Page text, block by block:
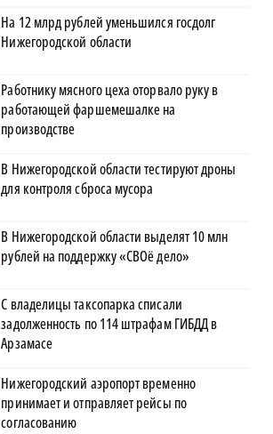
На 12 млрд рублей уменьшился госдолг
Нижегородской области
Работнику мясного цеха оторвало руку в
работающей фаршемешалке на
производстве
В Нижегородской области тестируют дроны
для контроля сброса мусора
В Нижегородской области выделят 10 млн
рублей на поддержку «СВОё дело»
С владелицы таксопарка списали
задолженность по 114 штрафам ГИБДД в
Арзамасе
Нижегородский аэропорт временно
принимает и отправляет рейсы по
согласованию